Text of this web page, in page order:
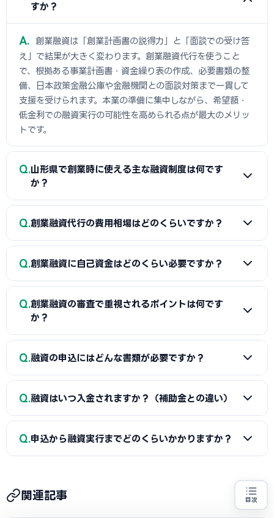
すか？
A
創業融資は「創業計画書の説得力」と「面談での受け答
え」で結果が大きく変わります。創業融資代行を使うこと
で、根拠ある事業計画書・資金繰り表の作成、必要書類の整
備、日本政策金融公庫や金融機関との面談対策まで一貫して
支援を受けられます。本業の準備に集中しながら、希望額・
低金利での融資実行の可能性を高められる点が最大のメリッ
トです。
Q 山形県で創業時に使える主な融資制度は何です
か？
A
日本政策金融公庫の「新規開業資金」、信用保証協会の
薦の「マル経融資」などが中心です。実績の浅い創業期で
も、原則無担保・無保証人で利用できる制度が複数ありま
Q 創業融資代行の費用相場はどのくらいですか？
A
一般的に「着手金（無料〜数万円）＋成功報酬（融資実
所もあります。融資額や難易度で異なるため、契約前に見積
もりと報酬条件を必ず確認しましょう。当サイトでは山形県
に対応した実績豊富な専門家を無料でご紹介しています。
Q 創業融資に自己資金はどのくらい必要ですか？
A
制度上の自己資金要件は緩和傾向にありますが、実務で
は希望融資額の1〜3割程度の自己資金があると審査で有利と
歴」です。通帳で計画的な資金準備を示せると評価が高まり
ます。一時的な借入による見せ金は逆効果なので避けましょ
Q 創業融資の審査で重視されるポイントは何です
か？
A
①自己資金の額と出所、②事業の経験・スキル、③創業
山形県の市場環境や自身の強みを踏まえた、堅実かつ実現可
能な計画ほど高く評価されます。創業融資代行はこの作り込
Q 融資の申込にはどんな書類が必要ですか？
A
一般的に、創業計画書、資金繰り表、見積書、自己資金
決算書などが必要です。創業融資代行はこれらの書類作成・
整備と不備チェックを代行し、面談で説明すべき要点まで準
Q 融資はいつ入金されますか？（補助金との違い）
A
融資は補助金と違い「前払い」です。審査通過・契約後
用するのが定石です。
Q 申込から融資実行までどのくらいかかりますか？
資実行までおおむね3週間〜1.5か月程度が目安です。信用保
証協会・制度融資は金融機関と保証協会の二段階審査のた
関連記事 目次